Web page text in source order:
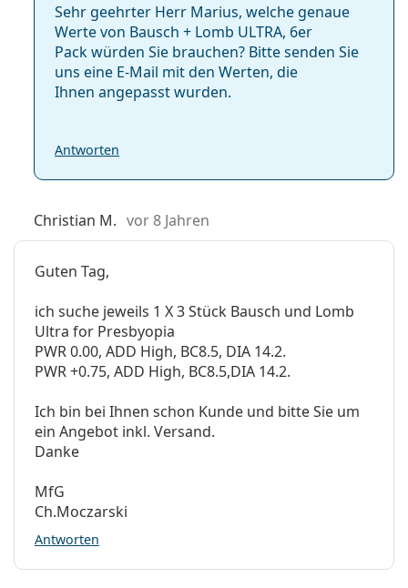
Am häufigsten werden sie mit dem PflegemittelVantio
Multi-Purpose 360 ml mit Behälterverkauft.
Es ist ein Medizinprodukt. Lesen Sie vor dem Gebrauch
die Anleitung.
Sehr geehrter Herr Marius, welche genaue
Werte von Bausch + Lomb ULTRA, 6er
Pack würden Sie brauchen? Bitte senden Sie
uns eine E-Mail mit den Werten, die
Ihnen angepasst wurden.
Antworten
Christian M. vor 8 Jahren
Guten Tag,
ich suche jeweils 1 X 3 Stück Bausch und Lomb
Ultra for Presbyopia
PWR 0.00, ADD High, BC8.5, DIA 14.2.
PWR +0.75, ADD High, BC8.5,DIA 14.2.
Ich bin bei Ihnen schon Kunde und bitte Sie um
ein Angebot inkl. Versand.
Danke
MfG
Ch.Moczarski
Antworten